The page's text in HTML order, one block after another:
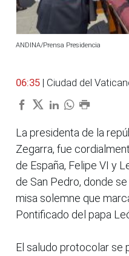
ANDINA/Prensa Presidencia
06:35 | Ciudad del
La presidenta de la
Zegarra, fue
de España, Felipe VI y
de San Pedro, donde
misa solemne que
Pontificado del papa
El saludo protocolar se